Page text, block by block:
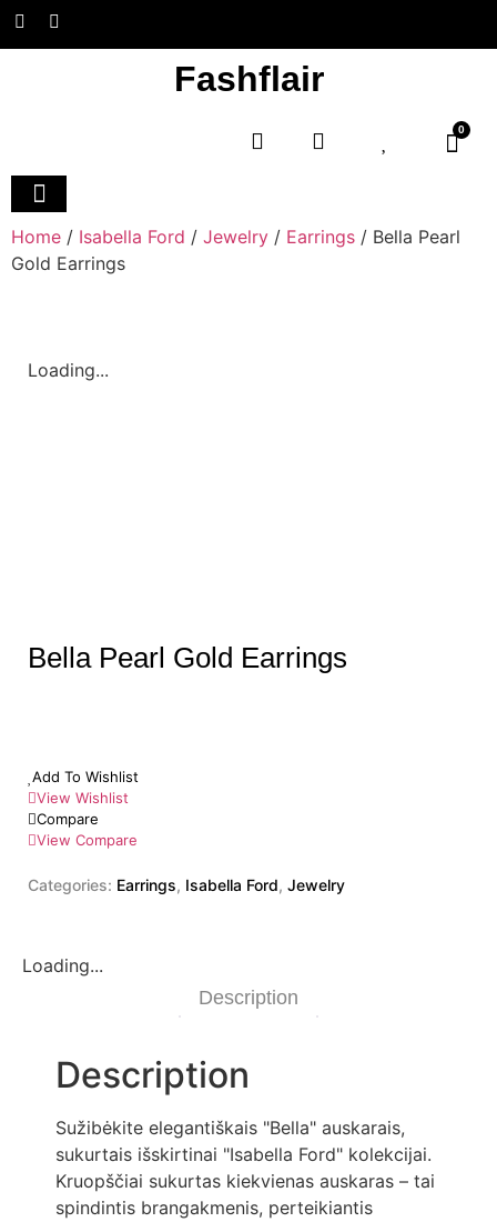
Fashflair
0
Home / Isabella Ford / Jewelry / Earrings / Bella Pearl
Gold Earrings
Loading...
Bella Pearl Gold Earrings
Add To Wishlist
View Wishlist
Compare
View Compare
Categories: Earrings, Isabella Ford, Jewelry
Loading...
Description
Description
Sužibėkite elegantiškais "Bella" auskarais,
sukurtais išskirtinai "Isabella Ford" kolekcijai.
Kruopščiai sukurtas kiekvienas auskaras – tai
spindintis brangakmenis, perteikiantis